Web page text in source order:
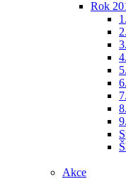
Rok
Akce